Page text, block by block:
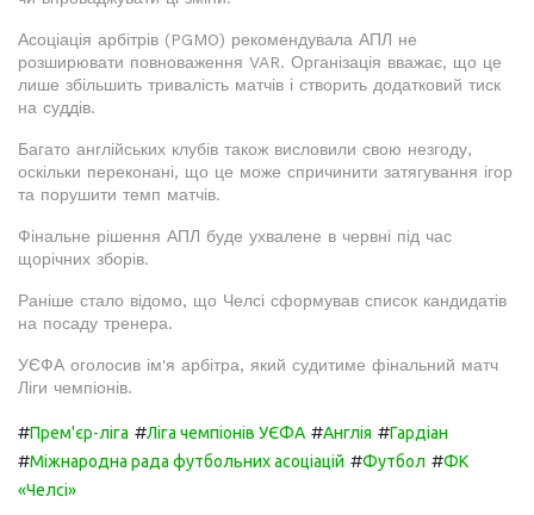
Асоціація арбітрів (PGMO) рекомендувала АПЛ не
розширювати повноваження VAR. Організація вважає, що це
лише збільшить тривалість матчів і створить додатковий тиск
на суддів.
Багато англійських клубів також висловили свою незгоду,
оскільки переконані, що це може спричинити затягування ігор
та порушити темп матчів.
Фінальне рішення АПЛ буде ухвалене в червні під час
щорічних зборів.
Раніше стало відомо, що Челсі сформував список кандидатів
на посаду тренера.
УЄФА оголосив ім'я арбітра, який судитиме фінальний матч
Ліги чемпіонів.
#Прем'єр-ліга #Ліга чемпіонів УЄФА #Англія #Гардіан
#Міжнародна рада футбольних асоціацій #Футбол #ФК
«Челсі»